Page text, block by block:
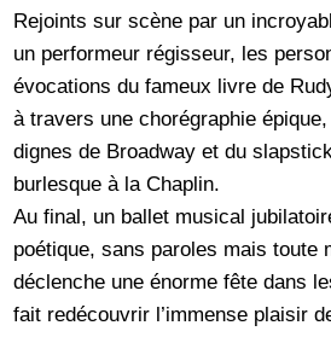
Rejoints sur scène par un
un performeur régisseur, les
évocations du fameux livre de
à travers une chorégraphie
dignes de Broadway et du
burlesque à la Chaplin.
Au final, un ballet musical
poétique, sans paroles mais toute
déclenche une énorme fête dans
fait redécouvrir l’immense plaisir